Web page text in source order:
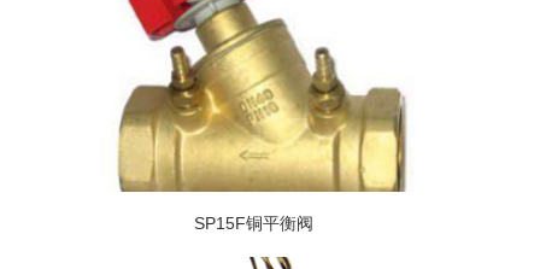
SP15F铜平衡阀